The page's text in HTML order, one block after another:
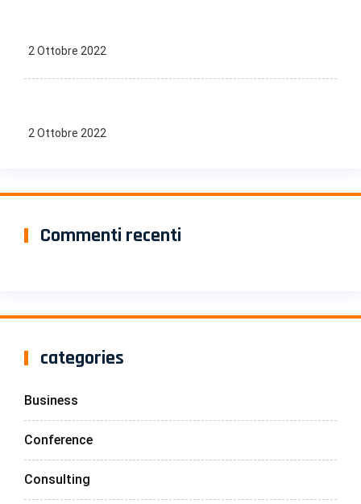
2 Ottobre 2022
2 Ottobre 2022
Commenti recenti
categories
Business
Conference
Consulting